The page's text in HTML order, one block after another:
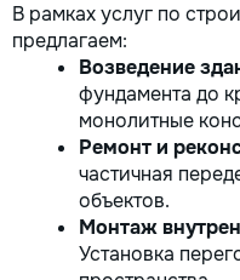
В рамках услуг по
предлагаем:
Возведение
фундамента до
монолитные
Ремонт и
частичная
объектов.
Монтаж
Установка